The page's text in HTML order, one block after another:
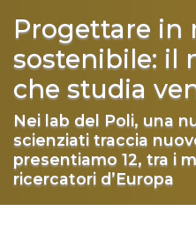
Progettare in
sostenibile: il
che studia
Nei lab del Poli, una
scienziati traccia
presentiamo 12, tra i
ricercatori d’Europa